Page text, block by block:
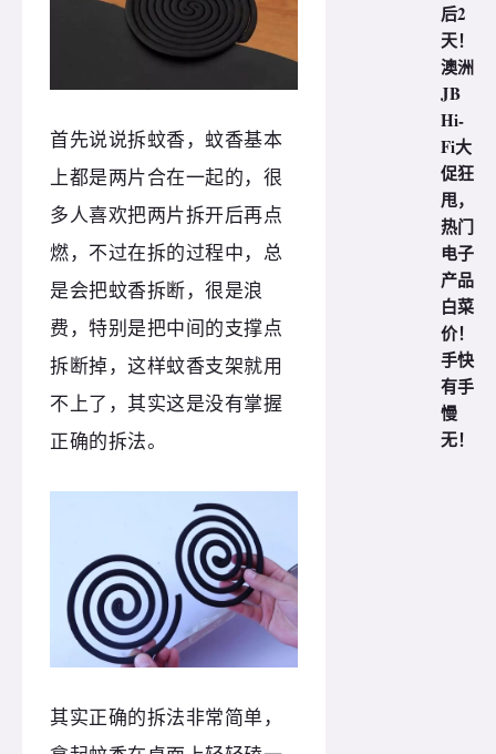
首先说说拆蚊香，蚊香基本
上都是两片合在一起的，很
多人喜欢把两片拆开后再点
燃，不过在拆的过程中，总
是会把蚊香拆断，很是浪
费，特别是把中间的支撑点
拆断掉，这样蚊香支架就用
不上了，其实这是没有掌握
正确的拆法。
其实正确的拆法非常简单，
后2
天！
澳洲
JB
Hi-
Fi大
促狂
甩，
热门
电子
产品
白菜
价！
手快
有手
慢
无！